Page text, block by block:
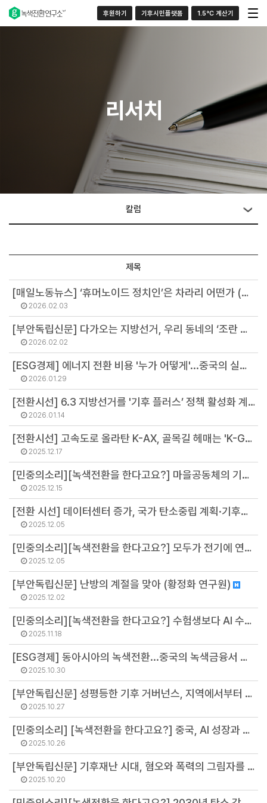
후원하기 기후시민플랫폼 1.5°C 계산기
리서치
칼럼
제목
[매일노동뉴스] ‘휴머노이드 정치인’은 차라리 어떤가 (김병권 소장)
2026.02.03
[부안독립신문] 다가오는 지방선거, 우리 동네의 ‘조란 맘다니’를 찾아서 (김민석 연구원)
2026.02.02
[ESG경제] 에너지 전환 비용 '누가 어떻게'...중국의 실험에서 얻은 교훈 (정영주 연구원)
2026.01.29
[전환시선] 6.3 지방선거를 '기후 플러스’ 정책 활성화 계기로 (김병권 소장)
2026.01.14
[전환시선] 고속도로 올라탄 K-AX, 골목길 헤매는 'K-GX' (최기원 팀장)
2025.12.17
[민중의소리][녹색전환을 한다고요?] 마을공동체의 기후혁명, 국가균형발전의 출발점 (안병철 연구위원)
2025.12.15
[전환 시선] 데이터센터 증가, 국가 탄소중립 계획·기후예산과 양립해야 (강민영 연구원)
2025.12.05
[민중의소리][녹색전환을 한다고요?] 모두가 전기에 연결되도록 한 것처럼, 모두가 화석연료에서 떨어지도록 (배보람 부소장)
2025.12.05
[부안독립신문] 난방의 계절을 맞아 (황정화 연구원)
2025.12.02
[민중의소리][녹색전환을 한다고요?] 수험생보다 AI 수능성적에 더 관심 있는 세상 (김병권 소장)
2025.11.18
[ESG경제] 동아시아의 녹색전환...중국의 녹색금융서 배우는 한국의 전략 (정영주 연구원)
2025.10.30
[부안독립신문] 성평등한 기후 거버넌스, 지역에서부터 시작하자 (김주온 연구원)
2025.10.27
[민중의소리] [녹색전환을 한다고요?] 중국, AI 성장과 기후 목표 사이에서 어떻게 줄타기하고 있는가 (김병권 소장)
2025.10.26
[부안독립신문] 기후재난 시대, 혐오와 폭력의 그림자를 직시해야 한다 (정영주 연구원)
2025.10.20